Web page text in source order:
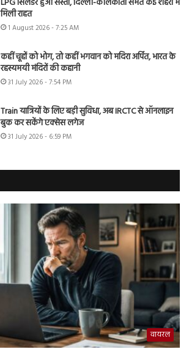
LPG सिलेंडर हुआ सस्ता, दिल्ली-कोलकाता समेत कई शहरों में
मिली राहत
1 August 2026 - 7:25 AM
कहीं चूहों को भोग, तो कहीं भगवान को मदिरा अर्पित, भारत के
रहस्यमयी मंदिरों की कहानी
31 July 2026 - 7:54 PM
Train यात्रियों के लिए बड़ी सुविधा, अब IRCTC से ऑनलाइन
बुक कर सकेंगे एक्सेस लगेज
31 July 2026 - 6:59 PM
वायरल